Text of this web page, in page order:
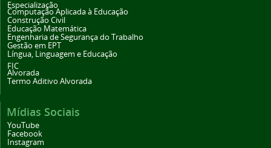
Especialização
Computação Aplicada à Educação
Construção Civil
Educação Matemática
Engenharia de Segurança do Trabalho
Gestão em EPT
Língua, Linguagem e Educação
FIC
Alvorada
Termo Aditivo Alvorada
Mídias Sociais
YouTube
Facebook
Instagram